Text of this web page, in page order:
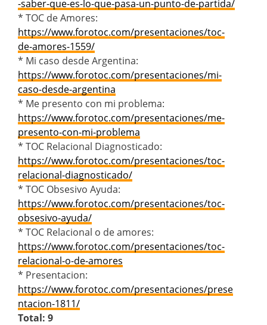
-saber-que-es-lo-que-pasa-un-punto-de-partida/
* TOC de Amores:
https://www.forotoc.com/presentaciones/toc-
de-amores-1559/
* Mi caso desde Argentina:
https://www.forotoc.com/presentaciones/mi-
caso-desde-argentina
* Me presento con mi problema:
https://www.forotoc.com/presentaciones/me-
presento-con-mi-problema
* TOC Relacional Diagnosticado:
https://www.forotoc.com/presentaciones/toc-
relacional-diagnosticado/
* TOC Obsesivo Ayuda:
https://www.forotoc.com/presentaciones/toc-
obsesivo-ayuda/
* TOC Relacional o de amores:
https://www.forotoc.com/presentaciones/toc-
relacional-o-de-amores
* Presentacion:
https://www.forotoc.com/presentaciones/prese
ntacion-1811/
Total: 9